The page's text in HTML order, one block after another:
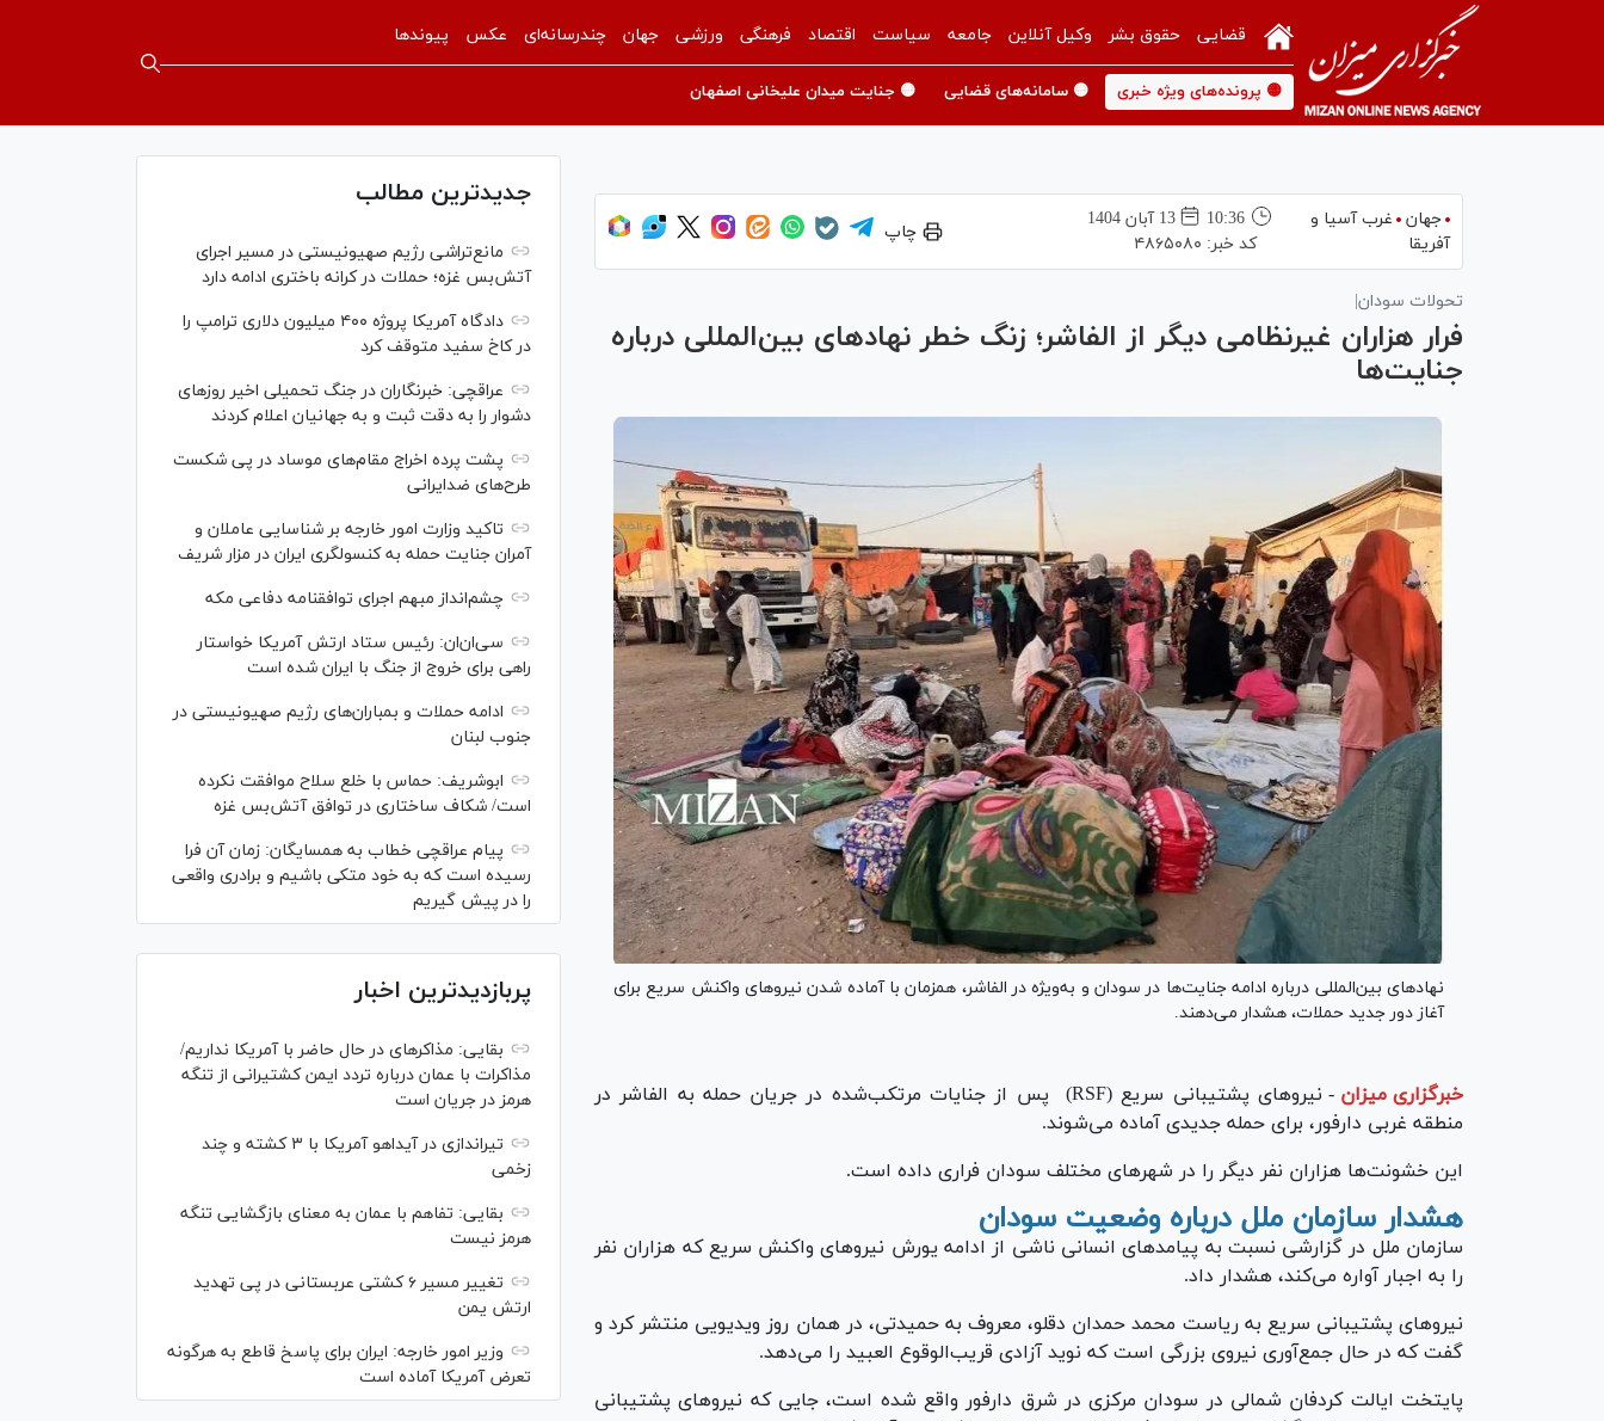
قضایی حقوق بشر وکیل آنلاین جامعه سیاست اقتصاد فرهنگی ورزشی جهان چندرسانه‌ای عکس پیوندها
🟡 پرونده‌های ویژه خبری 🟡 سامانه‌های قضایی 🟡 جنایت میدان علیخانی اصفهان
جهان
غرب آسیا و
آفریقا
10:36
13 آبان 1404
کد خبر: ۴۸۶۵۰۸۰
چاپ
تحولات سودان|
فرار هزاران غیرنظامی دیگر از الفاشر؛ زنگ خطر نهادهای بین‌المللی درباره
جنایت‌ها
نهادهای بین‌المللی درباره ادامه جنایت‌ها در سودان و به‌ویژه در الفاشر، همزمان با آماده شدن نیروهای واکنش سریع برای
آغاز دور جدید حملات، هشدار می‌دهند.
خبرگزاری میزان -
نیرو‌های پشتیبانی سریع (RSF) پس از جنایات مرتکب‌شده در جریان حمله به الفاشر در
منطقه غربی دارفور، برای حمله جدیدی آماده می‌شوند.
این خشونت‌ها هزاران نفر دیگر را در شهرهای مختلف سودان فراری داده است.
هشدار سازمان ملل درباره وضعیت سودان
سازمان ملل در گزارشی نسبت به پیامد‌های انسانی ناشی از ادامه یورش نیرو‌های واکنش سریع که هزاران نفر
را به اجبار آواره می‌کند، هشدار داد.
نیرو‌های پشتیبانی سریع به ریاست محمد حمدان دقلو، معروف به حمیدتی، در همان روز ویدیویی منتشر کرد و
گفت که در حال جمع‌آوری نیروی بزرگی است که نوید آزادی قریب‌الوقوع العبید را می‌دهد.
پایتخت ایالت کردفان شمالی در سودان مرکزی در شرق دارفور واقع شده است، جایی که نیرو‌های پشتیبانی
جدیدترین مطالب
مانع‌تراشی رژیم صهیونیستی در مسیر اجرای
آتش‌بس غزه؛ حملات در کرانه باختری ادامه دارد
دادگاه آمریکا پروژه ۴۰۰ میلیون دلاری ترامپ را
در کاخ سفید متوقف کرد
عراقچی: خبرنگاران در جنگ تحمیلی اخیر روز‌های
دشوار را به دقت ثبت و به جهانیان اعلام کردند
پشت پرده اخراج مقام‌های موساد در پی شکست
طرح‌های ضدایرانی
تاکید وزارت امور خارجه بر شناسایی عاملان و
آمران جنایت حمله به کنسولگری ایران در مزار شریف
چشم‌انداز مبهم اجرای توافقنامه دفاعی مکه
سی‌ان‌‌ان: رئیس ستاد ارتش آمریکا خواستار
راهی برای خروج از جنگ با ایران شده است
ادامه حملات و بمباران‌های رژیم صهیونیستی در
جنوب لبنان
ابوشریف: حماس با خلع سلاح موافقت نکرده
است/ شکاف ساختاری در توافق آتش‌‎بس غزه
پیام عراقچی خطاب به همسایگان: زمان آن فرا
رسیده است که به خود متکی باشیم و برادری واقعی
را در پیش گیریم
پربازدیدترین اخبار
بقایی: مذاکره‎ای در حال حاضر با آمریکا نداریم/
مذاکرات با عمان درباره تردد ایمن کشتیرانی از تنگه
هرمز در جریان است
تیراندازی در آیداهو آمریکا با ۳ کشته و چند
زخمی
بقایی: تفاهم با عمان به معنای بازگشایی تنگه
هرمز نیست
تغییر مسیر ۶ کشتی عربستانی در پی تهدید
ارتش یمن
وزیر امور خارجه: ایران برای پاسخ قاطع به هرگونه
تعرض آمریکا آماده است